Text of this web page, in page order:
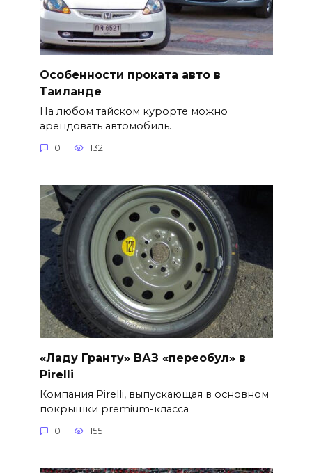
Особенности проката авто в
Таиланде
На любом тайском курорте можно
арендовать автомобиль.
0 132
«Ладу Гранту» ВАЗ «переобул» в
Pirelli
Компания Pirelli, выпускающая в основном
покрышки premium-класса
0 155